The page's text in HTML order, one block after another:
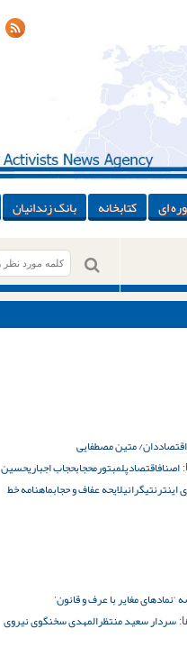
ای کتابخانه بانک زندانیان
متین مصطفایی
اصنافاقتصادپلمبتورمحجابحجاب اجباریحسین
گرانیلایحه عفاف و حجابماهنامه خط
مغایر با عرف و قانون’
سردار سعید منتظرالمهدی سخنگوی نیروی